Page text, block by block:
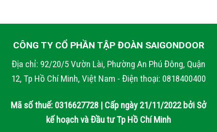
CÔNG TY CỔ PHẦN TẬP ĐOÀN SAIGONDOOR
Địa chỉ: 92/20/5 Vườn Lài, Phường An Phú Đông, Quận
12, Tp Hồ Chí Minh, Việt Nam - Điện thoại: 0818400400
Mã số thuế: 0316627728 | Cấp ngày 21/11/2022 bởi Sở
kế hoạch và Đầu tư Tp Hồ Chí Minh